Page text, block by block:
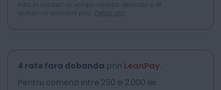
Intra in contact cu echipa noastra dedicata si te
ajutam cu urmatorii pasi. Detalii aici
4 rate fara dobanda prin LeanPay.
Pentru comenzi intre 250 si 2.000 lei.